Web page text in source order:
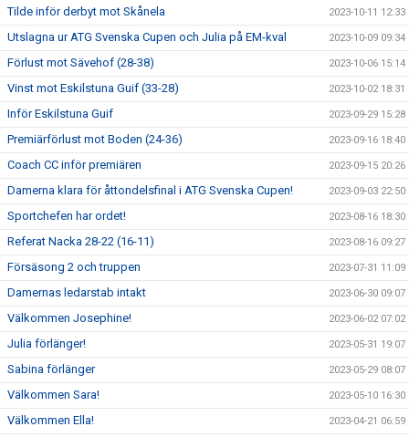
Tilde inför derbyt mot Skånela 2023-10-11 12:33
Utslagna ur ATG Svenska Cupen och Julia på EM-kval 2023-10-09 09:34
Förlust mot Sävehof (28-38) 2023-10-06 15:14
Vinst mot Eskilstuna Guif (33-28) 2023-10-02 18:31
Inför Eskilstuna Guif 2023-09-29 15:28
Premiärförlust mot Boden (24-36) 2023-09-16 18:40
Coach CC inför premiären 2023-09-15 20:26
Damerna klara för åttondelsfinal i ATG Svenska Cupen! 2023-09-03 22:50
Sportchefen har ordet! 2023-08-16 18:30
Referat Nacka 28-22 (16-11) 2023-08-16 09:27
Försäsong 2 och truppen 2023-07-31 11:09
Damernas ledarstab intakt 2023-06-30 09:07
Välkommen Josephine! 2023-06-02 07:02
Julia förlänger! 2023-05-31 19:07
Sabina förlänger 2023-05-29 08:07
Välkommen Sara! 2023-05-10 16:30
Välkommen Ella! 2023-04-21 06:59